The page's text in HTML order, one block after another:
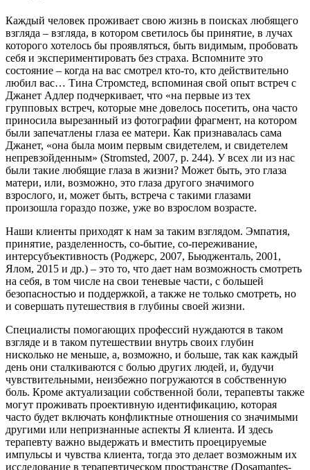
Каждый человек проживает свою жизнь в поисках любящего
взгляда – взгляда, в котором светилось бы принятие, в лучах
которого хотелось бы проявляться, быть видимым, пробовать
себя и экспериментировать без страха. Вспомните это
состояние – когда на вас смотрел кто-то, кто действительно
любил вас… Тина Стромстед, вспоминая свой опыт встреч с
Джанет Адлер подчеркивает, что «на первые из тех
групповых встреч, которые мне довелось посетить, она часто
приносила вырезанный из фотографии фрагмент, на котором
были запечатлены глаза ее матери. Как признавалась сама
Джанет, «она была моим первым свидетелем, и свидетелем
непревзойденным» (Stromsted, 2007, р. 244). У всех ли из нас
были такие любящие глаза в жизни? Может быть, это глаза
матери, или, возможно, это глаза другого значимого
взрослого, и, может быть, встреча с такими глазами
произошла гораздо позже, уже во взрослом возрасте.
Наши клиенты приходят к нам за таким взглядом. Эмпатия,
принятие, разделенность, со-бытие, со-переживание,
интерсубъективность (Роджерс, 2007, Бьюдженталь, 2001,
Ялом, 2015 и др.) – это то, что дает нам возможность смотреть
на себя, в том числе на свои теневые части, с большей
безопасностью и поддержкой, а также не только смотреть, но
и совершать путешествия в глубины своей жизни.
Специалисты помогающих профессий нуждаются в таком
взгляде и в таком путешествии внутрь своих глубин
нисколько не меньше, а, возможно, и больше, так как каждый
день они сталкиваются с болью других людей, и, будучи
чувствительными, неизбежно погружаются в собственную
боль. Кроме актуализации собственной боли, терапевты также
могут проживать проективную идентификацию, которая
часто будет включать конфликтные отношения со значимыми
другими или непризнанные аспекты Я клиента. И здесь
терапевту важно выдержать и вместить проецируемые
импульсы и чувства клиента, тогда это делает возможным их
исследование в терапевтическом пространстве (Dosamantes-